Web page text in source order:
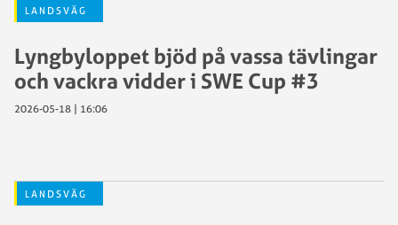
LANDSVÄG
Lyngbyloppet bjöd på vassa tävlingar
och vackra vidder i SWE Cup #3
2026-05-18 | 16:06
LANDSVÄG